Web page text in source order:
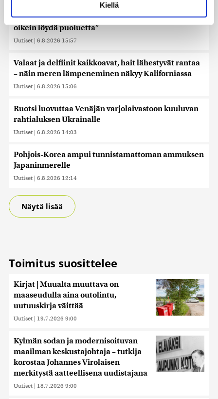
suostumustasi tai peruuttaa sen milloin vain
evästeilmoituksessa.
Käytämme evästeitä tarjoamamme sisällön ja mainosten
tukemiseen ja kävijämäärämme analysoimiseen. Lisäksi
jaamme sosiaalisen median, mainosalan ja analytiikka-
alan kumppaneillemme tietoja siitä, miten käytät
sivustoamme. Kumppanimme voivat yhdistää näitä
kerätty, kun olet käyttänyt heidän palvelujaan. Tietoja
saatetaan myös siirtää ulkomaille.
Kiellä
Iso osa keskustaa ja kokoomusta äänestäneistä on
vielä katsomossa, paljastaa Ylen mittaus – ”Eivät
oikein löydä puoluetta”
Uutiset | 6.8.2026 15:57
Valaat ja delfiinit kaikkoavat, hait lähestyvät rantaa
– näin meren lämpeneminen näkyy Kaliforniassa
Uutiset | 6.8.2026 15:06
Ruotsi luovuttaa Venäjän varjolaivastoon kuuluvan
rahtialuksen Ukrainalle
Uutiset | 6.8.2026 14:03
Pohjois-Korea ampui tunnistamattoman ammuksen
Japaninmerelle
Uutiset | 6.8.2026 12:14
Näytä lisää
Toimitus suosittelee
Kirjat | Muualta muuttava on
maaseudulla aina outolintu,
uutuuskirja väittää
Uutiset | 19.7.2026 9:00
Kylmän sodan ja modernisoituvan
maailman keskustajohtaja – tutkija
korostaa Johannes Virolaisen
merkitystä aatteellisena uudistajana
Uutiset | 18.7.2026 9:00